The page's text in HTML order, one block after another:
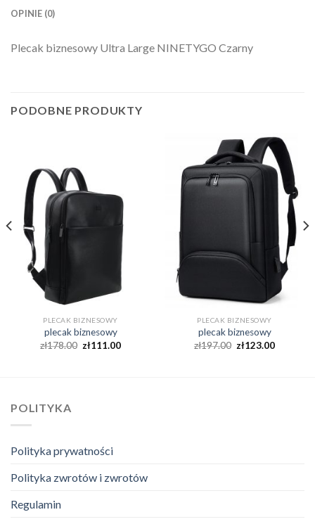
OPINIE (0)
Plecak biznesowy Ultra Large NINETYGO Czarny
PODOBNE PRODUKTY
PLECAK BIZNESOWY
plecak biznesowy
zł178.00 zł111.00
PLECAK BIZNESOWY
plecak biznesowy
zł197.00 zł123.00
POLITYKA
Polityka prywatności
Polityka zwrotów i zwrotów
Regulamin